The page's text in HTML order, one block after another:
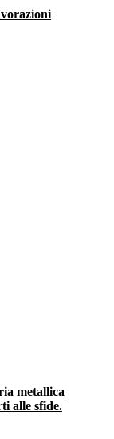
metallica
alle sfide.